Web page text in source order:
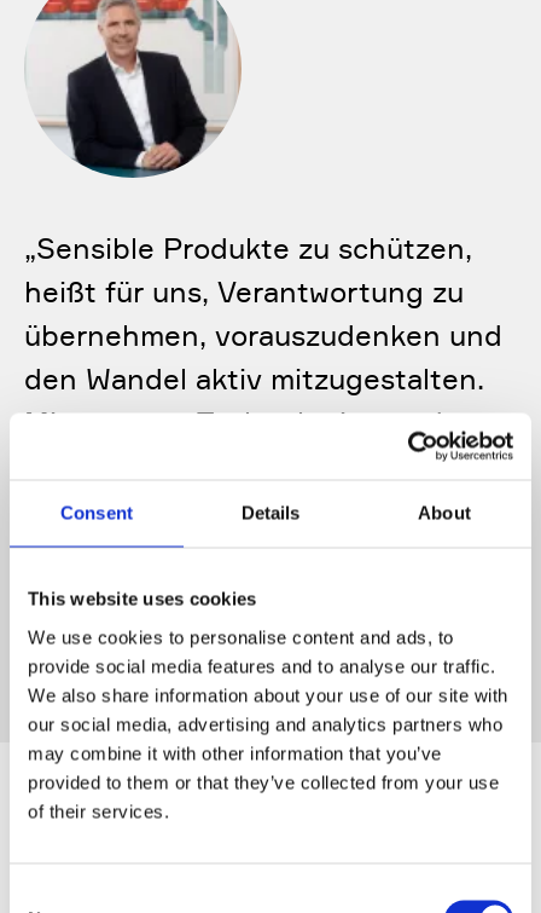
Consent Details About
This website uses cookies
We use cookies to personalise content and ads, to
provide social media features and to analyse our traffic.
We also share information about your use of our site with
our social media, advertising and analytics partners who
may combine it with other information that you’ve
provided to them or that they’ve collected from your use
of their services.
„Sensible Produkte zu schützen,
heißt für uns, Verantwortung zu
übernehmen, vorauszudenken und
den Wandel aktiv mitzugestalten.
Mit unseren Technologien und
Lösungen tragen wir dazu bei, dass
die Produkte unserer Kunden
weltweit verfügbar bleiben – heute
und in Zukunft.‟
Tobias Uhlmann
Gesellschafter & Aufsichtsratsvorsitzender der Uhlmann
Group